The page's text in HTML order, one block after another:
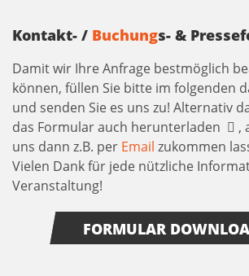
Kontakt- / Buchungs- &
Damit wir Ihre Anfrage bestmöglich
können, füllen Sie bitte im folgenden
und senden Sie es uns zu! Alternativ
das Formular auch herunterladen
,
uns dann z.B. per Email zukommen
Vielen Dank für jede nützliche
Veranstaltung!
FORMULAR